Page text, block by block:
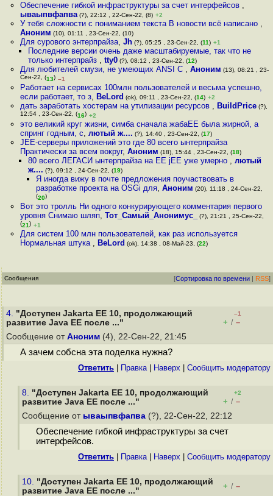
Обеспечение гибкой инфраструктуры за счет интерфейсов ,
ываыпвфапва(?), 22:12 , 22-Сен-22, (8) +2
У тебя сложности с пониманием текста В новости всё написано ,
Аноним (10), 01:11 , 23-Сен-22, (10)
Для сурового энтерпрайза, Jh(?), 05:25 , 23-Сен-22, (11) +1
Последние версии очень даже масштабируемые, так что не
только интерпрайз , tty0(?), 08:12 , 23-Сен-22, (12)
Для любителей смузи, не умеющих ANSI C , Аноним (13), 08:21 , 23-
Сен-22, (13) –1
Работает на сервисах 100млн пользователей и весьма успешно,
если работает, то з, BeLord (ok), 09:11 , 23-Сен-22, (14) +2
дать заработать хостерам на утилизации ресурсов , BuildPrice(?),
12:54 , 23-Сен-22, (16) +2
это великий круг жизни, симба сначала жабаЕЕ была жирной, а
спринг годным, с, лютый ж.... (?), 14:40 , 23-Сен-22, (17)
JEE-серверы приложений это где 80 всего ынтерпрайза
Практически за всем вокруг, Аноним (18), 15:44 , 23-Сен-22, (18)
80 всего ЛЕГАСИ ынтерпрайза на ЕЕ jEE уже умерно , лютый
ж.... (?), 09:12 , 24-Сен-22, (19)
Я иногда вижу в почте предложения поучаствовать в
разработке проекта на OSGi для,Аноним (20), 11:18 , 24-Сен-22,
(20)
Вот это тролль Ни одного конкурирующего комментария первого
уровня Снимаю шляп, Тот_Самый_Анонимус_ (?), 21:21 , 25-Сен-22,
(21) +1
Для систем 100 млн пользователей, как раз используется
Нормальная штука , BeLord (ok), 14:38 , 08-Май-23, (22)
Сообщения [Сортировка по времени | RSS]
4. "Доступен Jakarta EE 10, продолжающий
развитие Java EE после ..."
–1
+ / –
Сообщение от Аноним (4), 22-Сен-22, 21:45
А зачем собсна эта поделка нужна?
Ответить Правка| Наверх Cообщить модератору
8. "Доступен Jakarta EE 10, продолжающий
развитие Java EE после ..."
+2
+ / –
Сообщение от ываыпвфапва (?), 22-Сен-22, 22:12
Обеспечение гибкой инфраструктуры за счет
интерфейсов.
Ответить Правка| Наверх Cообщить модератору
10. "Доступен Jakarta EE 10, продолжающий
развитие Java EE после ..."
+ / –